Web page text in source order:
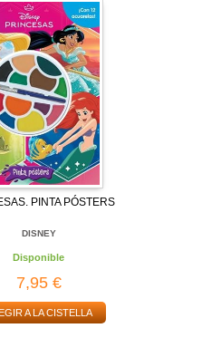
PINTA PÓSTERS
DISNEY
Disponible
7,95 €
A LA CISTELLA